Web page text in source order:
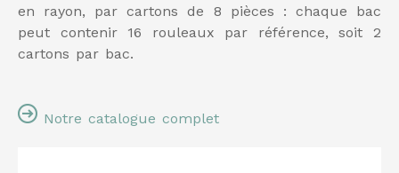
en rayon, par cartons de 8 pièces : chaque bac
peut contenir 16 rouleaux par référence, soit 2
cartons par bac.
Notre catalogue complet